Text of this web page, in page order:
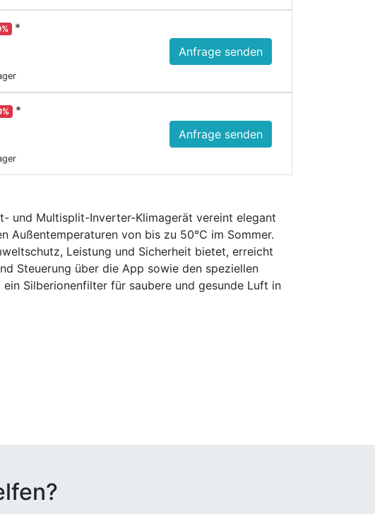
*
Anfrage senden
*
Anfrage senden
und Multisplit-Inverter-Klimagerät vereint elegant
Außentemperaturen von bis zu 50°C im Sommer.
Leistung und Sicherheit bietet, erreicht
Steuerung über die App sowie den speziellen
Silberionenfilter für saubere und gesunde Luft in